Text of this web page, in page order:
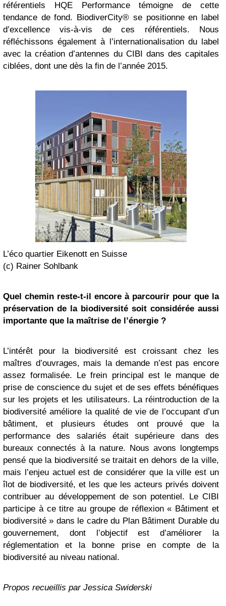
référentiels HQE Performance témoigne de cette
tendance de fond. BiodiverCity® se positionne en label
d’excellence vis-à-vis de ces référentiels. Nous
réfléchissons également à l’internationalisation du label
avec la création d’antennes du CIBI dans des capitales
ciblées, dont une dès la fin de l’année 2015.
L’éco quartier Eikenott en Suisse
(c) Rainer Sohlbank
Quel chemin reste-t-il encore à parcourir pour que la
préservation de la biodiversité soit considérée aussi
importante que la maîtrise de l’énergie ?
L’intérêt pour la biodiversité est croissant chez les
maîtres d’ouvrages, mais la demande n’est pas encore
assez formalisée. Le frein principal est le manque de
prise de conscience du sujet et de ses effets bénéfiques
sur les projets et les utilisateurs. La réintroduction de la
biodiversité améliore la qualité de vie de l’occupant d’un
bâtiment, et plusieurs études ont prouvé que la
performance des salariés était supérieure dans des
bureaux connectés à la nature. Nous avons longtemps
pensé que la biodiversité se traitait en dehors de la ville,
mais l’enjeu actuel est de considérer que la ville est un
îlot de biodiversité, et les que les acteurs privés doivent
contribuer au développement de son potentiel. Le CIBI
participe à ce titre au groupe de réflexion « Bâtiment et
biodiversité » dans le cadre du Plan Bâtiment Durable du
gouvernement, dont l’objectif est d’améliorer la
réglementation et la bonne prise en compte de la
biodiversité au niveau national.
Propos recueillis par Jessica Swiderski